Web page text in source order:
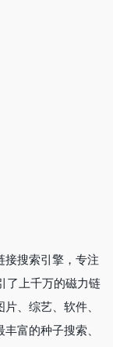
接搜索引擎，专注
了上千万的磁力链
、综艺、软件、
富的种子搜索、